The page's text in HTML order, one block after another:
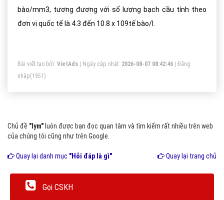
bào/mm3, tương đương với số lượng bạch cầu tính theo
đơn vị quốc tế là 4.3 đến 10.8 x 109tế bào/l.
Bài viết tạo bởi: VietAds | Ngày cập nhật: 2026-08-07 08:42:46
Đăng
nhập(1951)
Chủ đề "lym" luôn được bạn đọc quan tâm và tìm kiếm rất nhiều trên web
của chúng tôi cũng như trên Google.
Quay lại danh mục "Hỏi đáp là gì" Quay lại trang chủ
Gọi CSKH